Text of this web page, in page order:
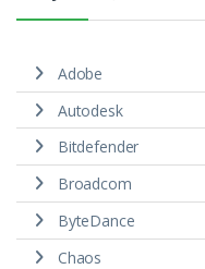
Adobe
Autodesk
Bitdefender
Broadcom
ByteDance
Chaos